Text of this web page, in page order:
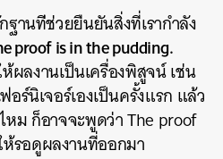
ฐานที่ช่วยยืนยันสิ่งที่เรากำลัง
proof is in the pudding.
ผลงานเป็นเครื่องพิสูจน์เช่น
อร์นิเจอร์เองเป็นครั้งแรก แล้ว
หม ก็อาจจะพูดว่า The proof
รอดูผลงานที่ออกมา